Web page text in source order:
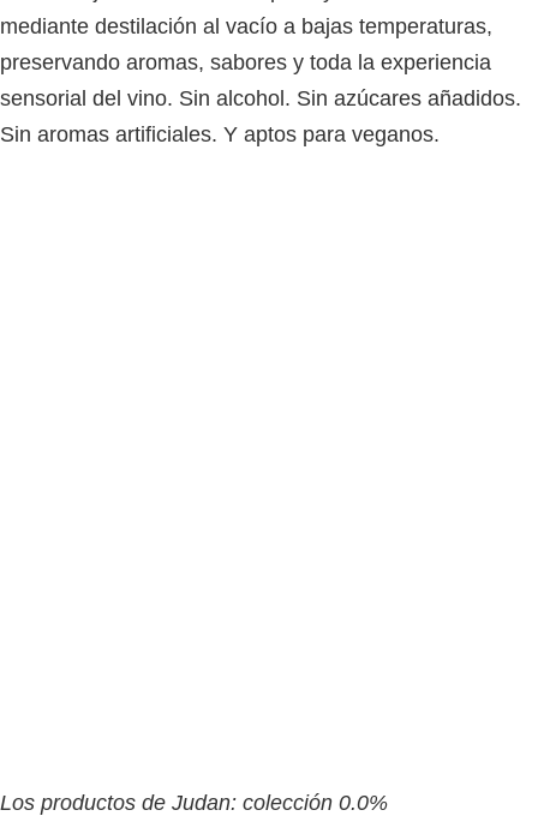
mediante destilación al vacío a bajas temperaturas,
preservando aromas, sabores y toda la experiencia
sensorial del vino. Sin alcohol. Sin azúcares añadidos.
Sin aromas artificiales. Y aptos para veganos.
Los productos de Judan: colección 0.0%